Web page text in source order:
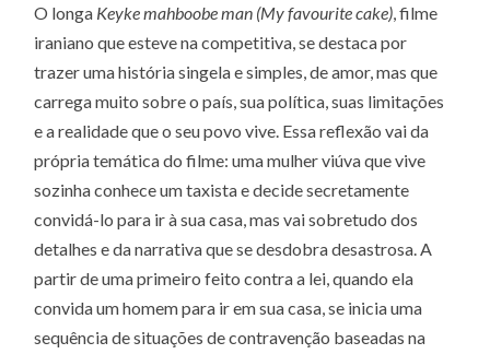
O longa Keyke mahboobe man (My favourite cake) , filme
iraniano que esteve na competitiva, se destaca por
trazer uma história singela e simples, de amor, mas que
carrega muito sobre o país, sua política, suas limitações
e a realidade que o seu povo vive. Essa reflexão vai da
própria temática do filme: uma mulher viúva que vive
sozinha conhece um taxista e decide secretamente
convidá-lo para ir à sua casa, mas vai sobretudo dos
detalhes e da narrativa que se desdobra desastrosa. A
partir de uma primeiro feito contra a lei, quando ela
convida um homem para ir em sua casa, se inicia uma
sequência de situações de contravenção baseadas na